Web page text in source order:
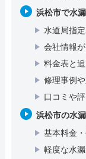
浜松市で水
水道局指
会社情報
料金表と
修理事例
口コミや
浜松市の水
基本料金
軽度な水